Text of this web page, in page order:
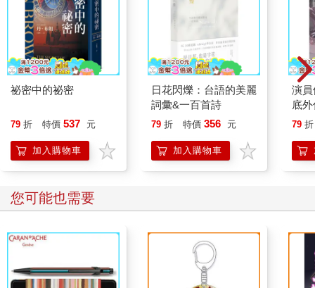
祕密中的祕密
79 折 特價 537 元
加入購物車
日花閃爍：台語的美麗
詞彙&一百首詩
79 折 特價 356 元
加入購物車
演
底
79 折
您可能也需要